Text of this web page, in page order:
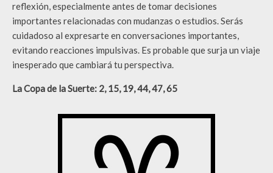
reflexión, especialmente antes de tomar decisiones
importantes relacionadas con mudanzas o estudios. Serás
cuidadoso al expresarte en conversaciones importantes,
evitando reacciones impulsivas. Es probable que surja un viaje
inesperado que cambiará tu perspectiva.
La Copa de la Suerte: 2, 15, 19, 44, 47, 65